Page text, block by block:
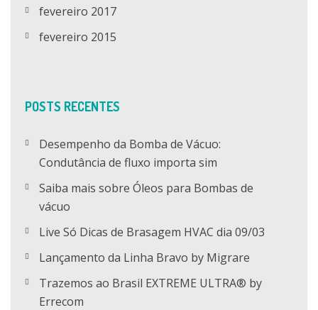
fevereiro 2017
fevereiro 2015
POSTS RECENTES
Desempenho da Bomba de Vácuo:
Condutância de fluxo importa sim
Saiba mais sobre Óleos para Bombas de
vácuo
Live Só Dicas de Brasagem HVAC dia 09/03
Lançamento da Linha Bravo by Migrare
Trazemos ao Brasil EXTREME ULTRA® by
Errecom